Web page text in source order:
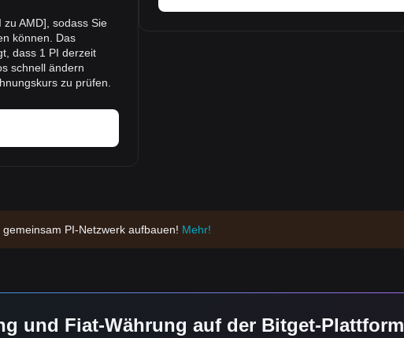
AMD], sodass Sie
können. Das
dass 1 PI derzeit
schnell ändern
zu prüfen.
PI-Netzwerk aufbauen! Mehr!
und Fiat-Währung auf der Bitget-Plattform